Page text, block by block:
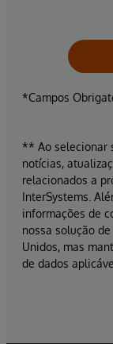
*Campos
** Ao selecionar
notícias,
relacionados a
InterSystems.
informações de
nossa solução
Unidos, mas
de dados